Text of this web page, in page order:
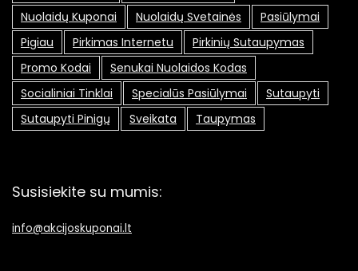
Nuolaidų Kuponai
Nuolaidų Svetainės
Pasiūlymai
Pigiau
Pirkimas Internetu
Pirkinių Sutaupymas
Promo Kodai
Senukai Nuolaidos Kodas
Socialiniai Tinklai
Specialūs Pasiūlymai
Sutaupyti
Sutaupyti Pinigų
Sveikata Taupymas
Susisiekite su mumis:
info@akcijoskuponai.lt